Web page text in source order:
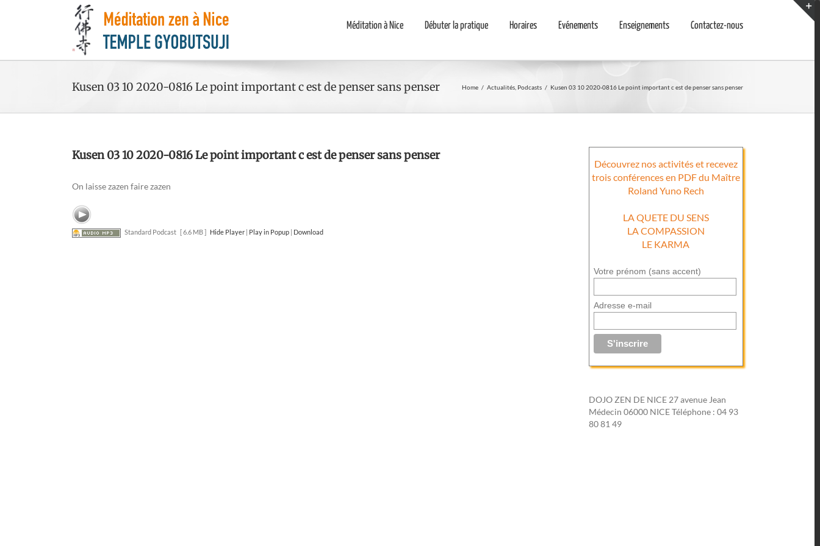
Méditation à Nice Débuter la pratique Horaires Evénements Enseignements Contactez-nous
Kusen 03 10 2020-0816 Le point important c est de penser sans penser Home / Actualités, Podcasts / Kusen 03 10 2020-0816 Le point important c est de penser sans penser
Kusen 03 10 2020-0816 Le point important c est de penser sans penser
On laisse zazen faire zazen
Standard Podcast [ 6.6 MB ] Hide Player Play in Popup Download
Découvrez nos activités et recevez
trois conférences en PDF du Maître
Roland Yuno Rech
LA QUETE DU SENS
LA COMPASSION
LE KARMA
Votre prénom (sans accent)
Adresse e-mail
DOJO ZEN DE NICE 27 avenue Jean
Médecin 06000 NICE Téléphone : 04 93
80 81 49